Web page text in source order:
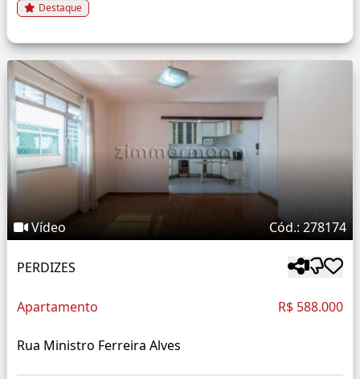
Destaque
Vídeo Cód.: 278174
PERDIZES
Apartamento R$ 588.000
Rua Ministro Ferreira Alves